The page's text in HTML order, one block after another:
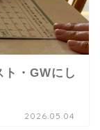
ト・GWにし
2026.05.04